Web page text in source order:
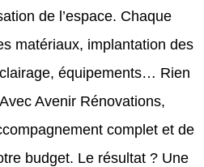
de l’espace. Chaque
matériaux, implantation des
équipements… Rien
Avenir Rénovations,
complet et de
budget. Le résultat ? Une